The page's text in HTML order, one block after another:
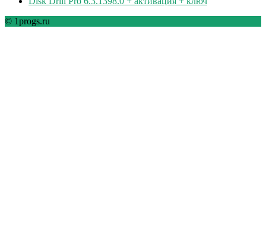
© 1progs.ru